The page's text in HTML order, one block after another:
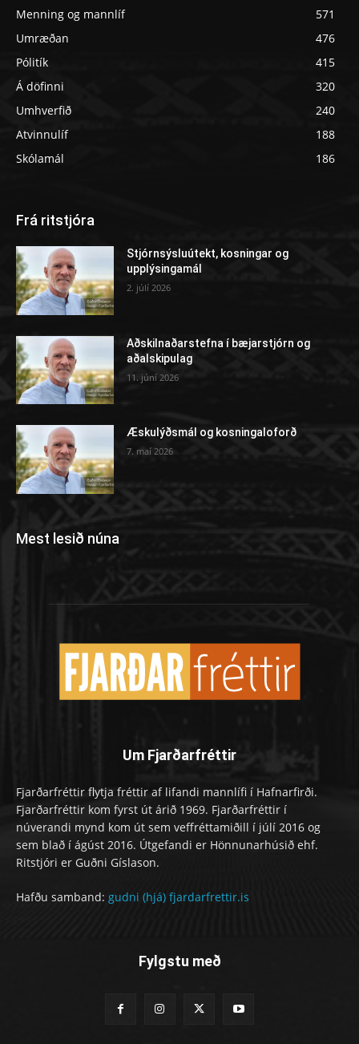
Menning og mannlíf
571
Umræðan
476
Pólitík
415
Á döfinni
320
Umhverfið
240
Atvinnulíf
188
Skólamál
186
Frá ritstjóra
Stjórnsýsluútekt, kosningar og
upplýsingamál
2. júlí 2026
Aðskilnaðarstefna í bæjarstjórn og
aðalskipulag
11. júní 2026
Æskulýðsmál og kosningaloforð
7. maí 2026
Mest lesið núna
Um Fjarðarfréttir
Fjarðarfréttir flytja fréttir af lifandi mannlífi í Hafnarfirði.
Fjarðarfréttir kom fyrst út árið 1969. Fjarðarfréttir í
núverandi mynd kom út sem veffréttamiðill í júlí 2016 og
sem blað í ágúst 2016. Útgefandi er Hönnunarhúsið ehf.
Ritstjóri er Guðni Gíslason.
Hafðu samband: gudni (hjá) fjardarfrettir.is
Fylgstu með